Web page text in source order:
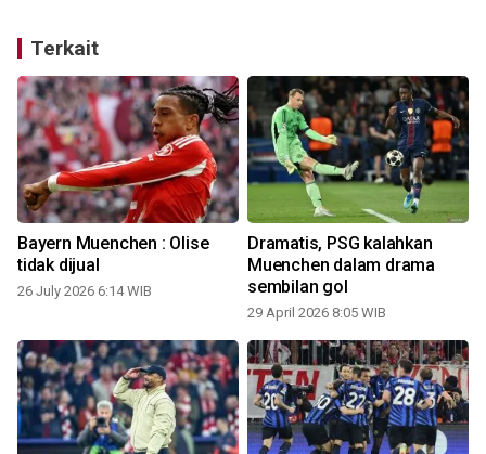
Terkait
Bayern Muenchen : Olise
tidak dijual
26 July 2026 6:14 WIB
Dramatis, PSG kalahkan
Muenchen dalam drama
sembilan gol
29 April 2026 8:05 WIB